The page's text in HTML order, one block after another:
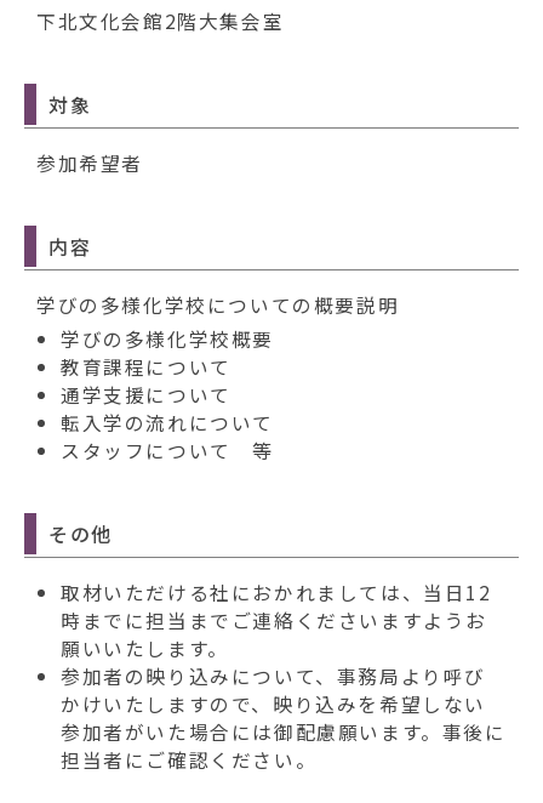
下北文化会館2階大集会室
対象
参加希望者
内容
学びの多様化学校についての概要説明
学びの多様化学校概要
教育課程について
通学支援について
転入学の流れについて
スタッフについて 等
その他
取材いただける社におかれましては、当日12
時までに担当までご連絡くださいますようお
願いいたします。
参加者の映り込みについて、事務局より呼び
かけいたしますので、映り込みを希望しない
参加者がいた場合には御配慮願います。事後に
担当者にご確認ください。